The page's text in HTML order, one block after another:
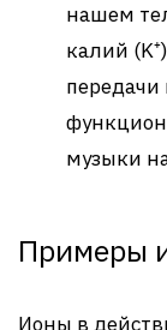
нашем
калий
музыки
Примеры
Ионы в